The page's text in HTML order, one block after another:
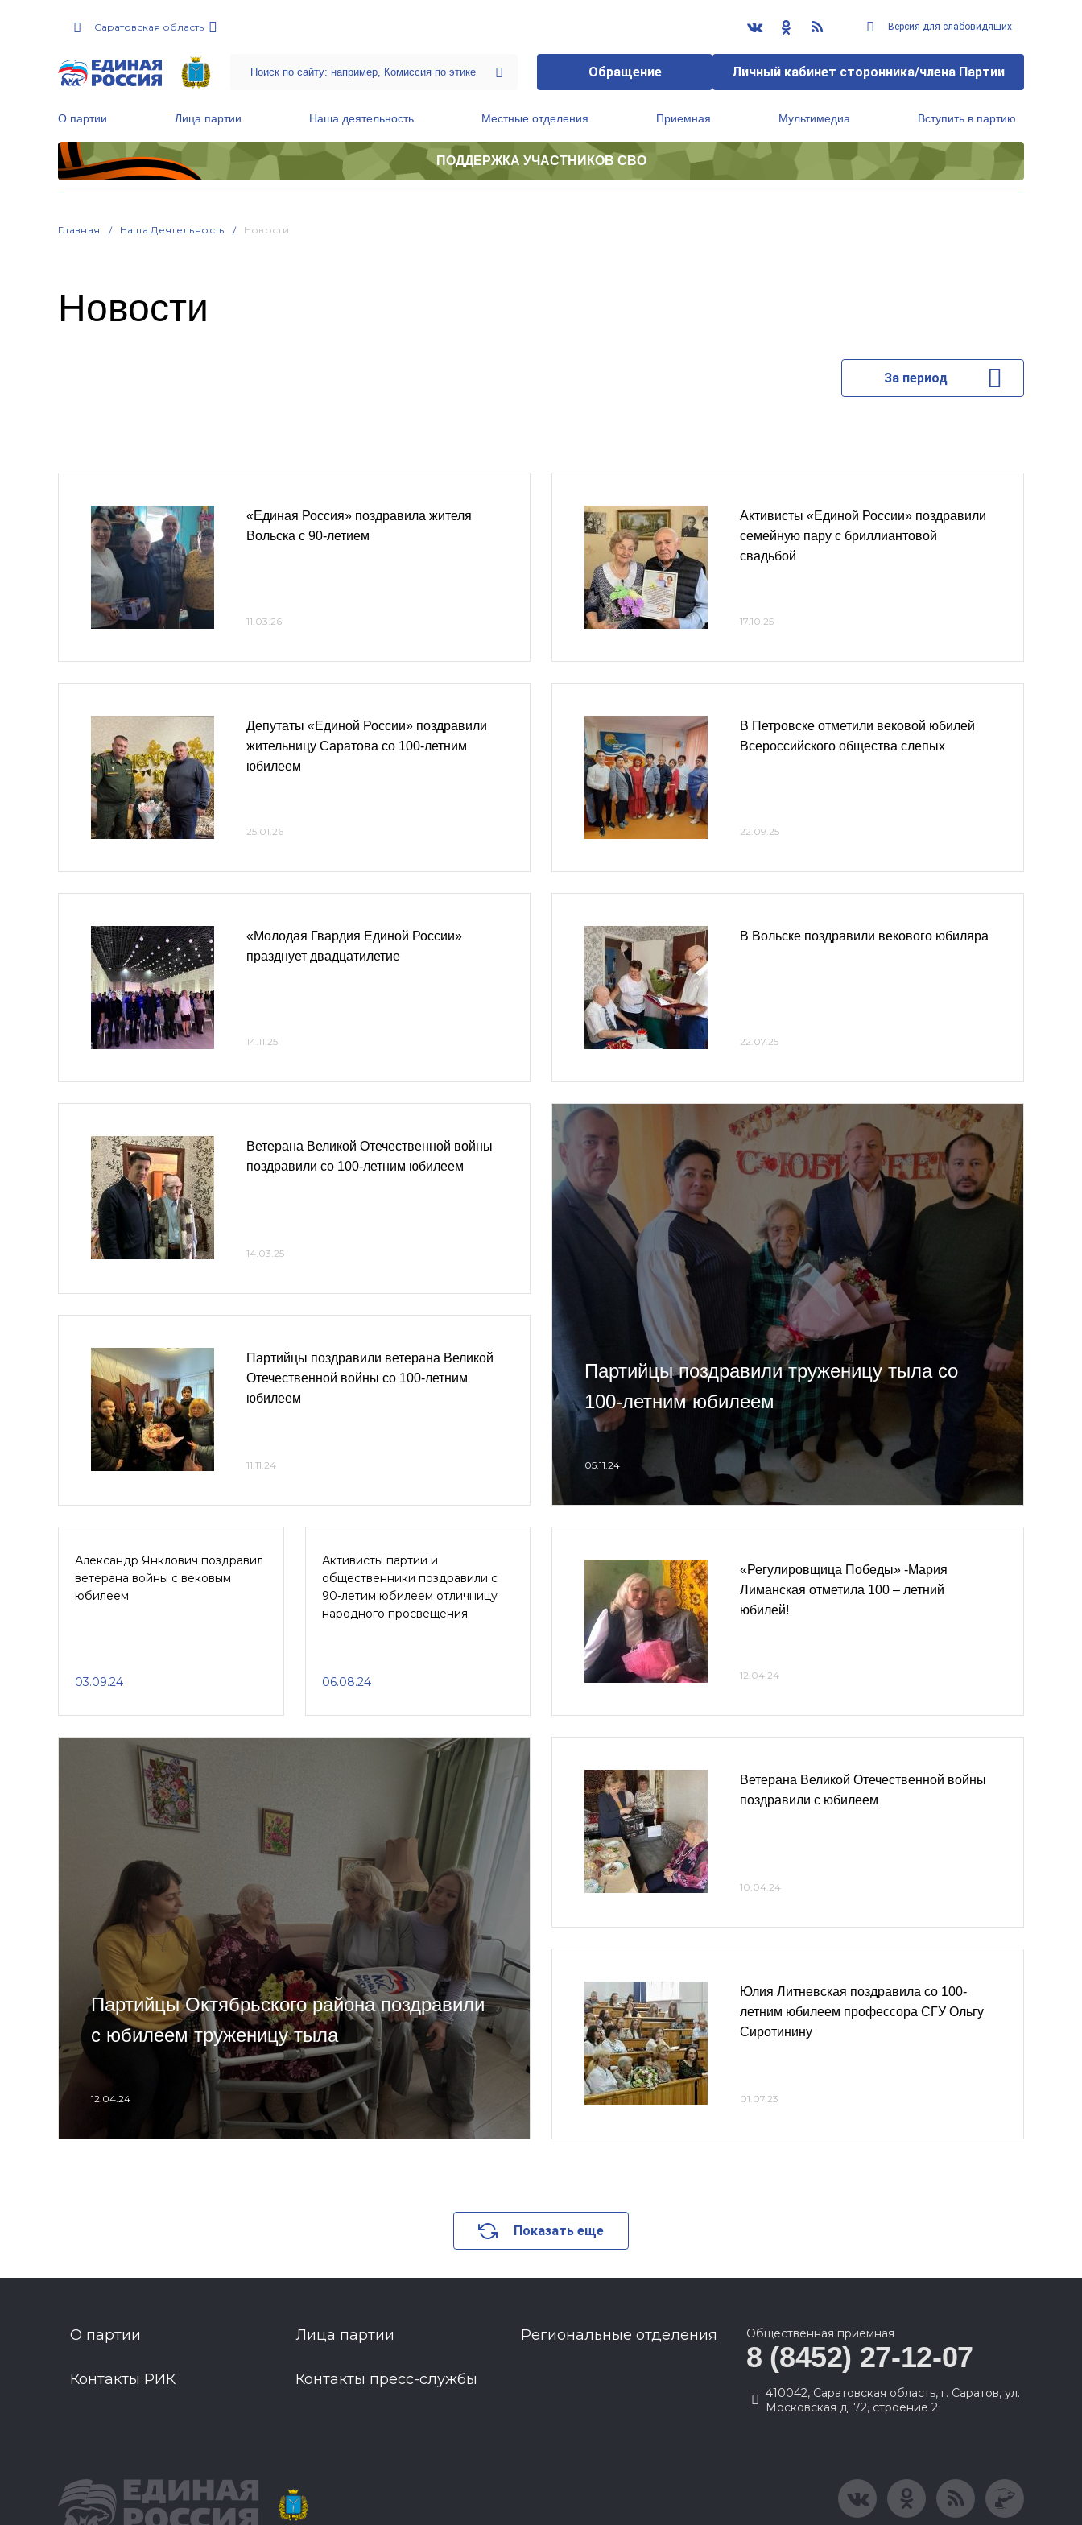
Саратовская область Версия для слабовидящих
Обращение Личный кабинет сторонника/члена Партии
О партии Лица партии Наша деятельность Местные отделения Приемная Мультимедиа Вступить в партию
ПОДДЕРЖКА УЧАСТНИКОВ СВО
Главная Наша Деятельность Новости
Новости
За период
«Единая Россия» поздравила жителя
Вольска с 90-летием
11.03.26
Депутаты «Единой России» поздравили
жительницу Саратова со 100-летним
юбилеем
25.01.26
«Молодая Гвардия Единой России»
празднует двадцатилетие
14.11.25
Активисты «Единой России» поздравили
семейную пару с бриллиантовой
свадьбой
17.10.25
В Петровске отметили вековой юбилей
Всероссийского общества слепых
22.09.25
В Вольске поздравили векового юбиляра
22.07.25
Ветерана Великой Отечественной войны
поздравили со 100-летним юбилеем
14.03.25
Партийцы поздравили ветерана Великой
Отечественной войны со 100-летним
юбилеем
11.11.24
Партийцы поздравили труженицу тыла со
100-летним юбилеем
05.11.24
Александр Янклович поздравил
ветерана войны с вековым
юбилеем
03.09.24
Активисты партии и
общественники поздравили с
90-летим юбилеем отличницу
народного просвещения
06.08.24
«Регулировщица Победы» -Мария
Лиманская отметила 100 – летний
юбилей!
12.04.24
Партийцы Октябрьского района поздравили
с юбилеем труженицу тыла
12.04.24
Ветерана Великой Отечественной войны
поздравили с юбилеем
10.04.24
Юлия Литневская поздравила со 100-
летним юбилеем профессора СГУ Ольгу
Сиротинину
01.07.23
Показать еще
О партии Лица партии Региональные отделения
Контакты РИК Контакты пресс-службы
Общественная приемная
8 (8452) 27-12-07
410042, Саратовская область, г. Саратов, ул.
Московская д. 72, строение 2